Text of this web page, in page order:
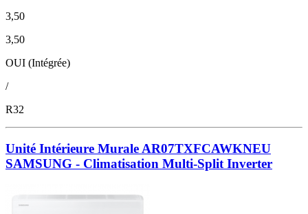
3,50
3,50
OUI (Intégrée)
/
R32
Unité Intérieure Murale AR07TXFCAWKNEU
SAMSUNG - Climatisation Multi-Split Inverter